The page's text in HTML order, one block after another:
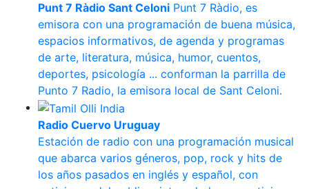
Punt 7 Ràdio Sant Celoni Punt 7 Ràdio, es
emisora con una programación de buena música,
espacios informativos, de agenda y programas
de arte, literatura, música, humor, cuentos,
deportes, psicología ... conforman la parrilla de
Punto 7 Radio, la emisora local de Sant Celoni.
Radio Cuervo Uruguay
Estación de radio con una programación musical
que abarca varios géneros, pop, rock y hits de
los años pasados en inglés y español, con